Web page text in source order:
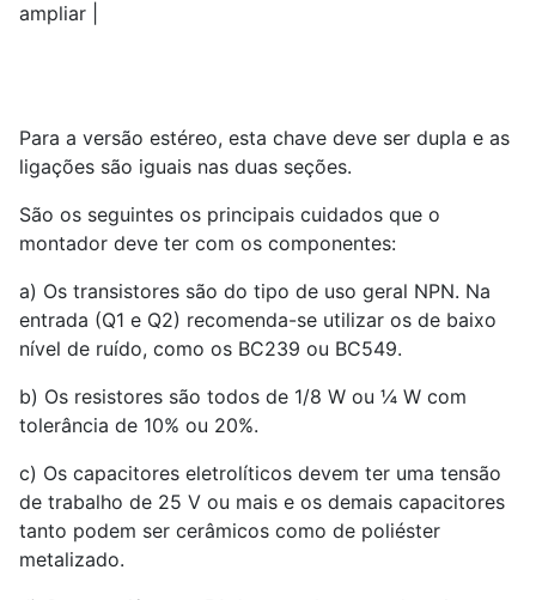
ampliar |
Para a versão estéreo, esta chave deve ser dupla e as
ligações são iguais nas duas seções.
São os seguintes os principais cuidados que o
montador deve ter com os componentes:
a) Os transistores são do tipo de uso geral NPN. Na
entrada (Q1 e Q2) recomenda-se utilizar os de baixo
nível de ruído, como os BC239 ou BC549.
b) Os resistores são todos de 1/8 W ou ¼ W com
tolerância de 10% ou 20%.
c) Os capacitores eletrolíticos devem ter uma tensão
de trabalho de 25 V ou mais e os demais capacitores
tanto podem ser cerâmicos como de poliéster
metalizado.